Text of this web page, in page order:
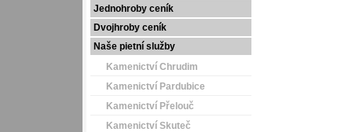
Jednohroby ceník
Dvojhroby ceník
Naše pietní služby
Kamenictví Chrudim
Kamenictví Pardubice
Kamenictví Přelouč
Kamenictví Skuteč